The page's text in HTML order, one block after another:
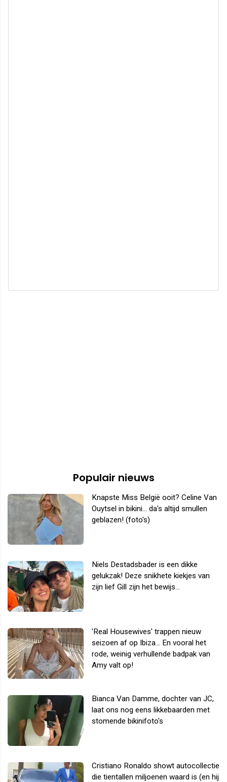
Populair nieuws
Knapste Miss België ooit? Celine Van
Ouytsel in bikini... da's altijd smullen
geblazen! (foto's)
Niels Destadsbader is een dikke
gelukzak! Deze snikhete kiekjes van
zijn lief Gill zijn het bewijs...
'Real Housewives' trappen nieuw
seizoen af op Ibiza... En vooral het
rode, weinig verhullende badpak van
Amy valt op!
Bianca Van Damme, dochter van JC,
laat ons nog eens likkebaarden met
stomende bikinifoto's
Cristiano Ronaldo showt autocollectie
die tientallen miljoenen waard is (en hij